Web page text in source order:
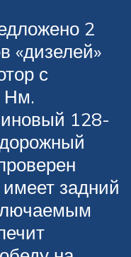
2
«дизелей»
с
Нм.
128-
задний